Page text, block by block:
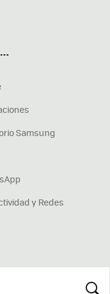
Samsung
y Redes